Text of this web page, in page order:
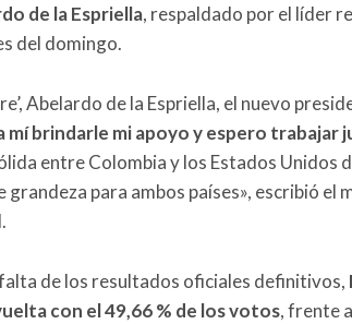
de la Espriella, respaldado por el líder
del domingo.
Abelardo de la Espriella, el nuevo
mí brindarle mi apoyo y espero trabajar
entre Colombia y los Estados Unidos
para ambos países», escribió el
de los resultados oficiales definitivos,
con el 49,66 % de los votos, frente